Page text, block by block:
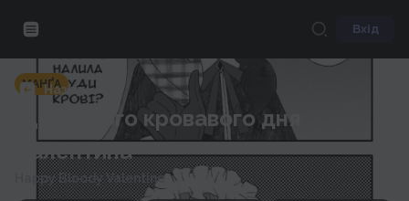
Вхід
Назад
МАНҐА
Щасливого кровавого дня
Валентина
Happy Bloody Valentine